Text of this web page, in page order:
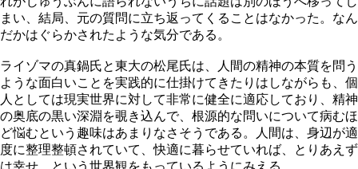
まい、結局、元の質問に立ち返ってくることはなかった。なん
だかはぐらかされたような気分である。
ライゾマの真鍋氏と東大の松尾氏は、人間の精神の本質を問う
ような面白いことを実践的に仕掛けてきたりはしながらも、個
人としては現実世界に対して非常に健全に適応しており、精神
の奥底の黒い深淵を覗き込んで、根源的な問いについて病むほ
ど悩むという趣味はあまりなさそうである。人間は、身辺が適
度に整理整頓されていて、快適に暮らせていれば、とりあえず
は幸せ、という世界観をもっているようにみえる。